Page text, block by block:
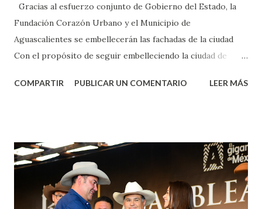
Gracias al esfuerzo conjunto de Gobierno del Estado, la
Fundación Corazón Urbano y el Municipio de
Aguascalientes se embellecerán las fachadas de la ciudad
Con el propósito de seguir embelleciendo la ciudad de
municipal, Leo Montañez dio inicio al programa
Corazón Urbano y el Municipio capital. Leo Montañez
informó que en este programa se usarán cerca de 90 mil
metros cuadrados de pintura, para dar inicio en la calle
Nieto, entre Jesús F. Elizondo y la calle 22 de Octubre, con
COMPARTIR PUBLICAR UN COMENTARIO LEER MÁS